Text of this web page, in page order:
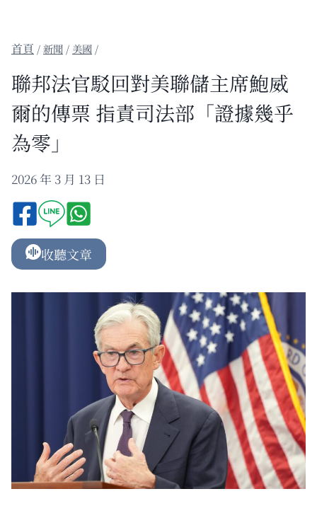
/新聞 / 美國 /
聯邦法官駁回對美聯儲主席鮑威
爾的傳票 指責司法部「證據幾乎
為零」
2026 年 3 月 13 日
收聽文章